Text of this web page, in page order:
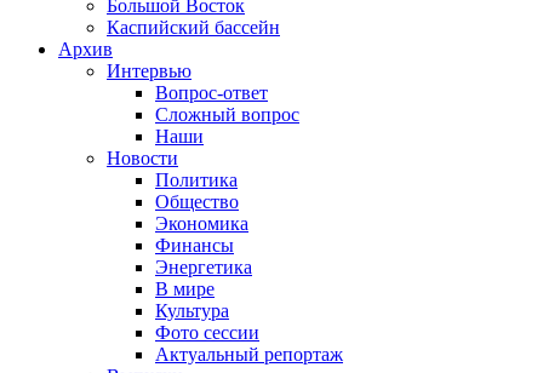
Большой Восток
Каспийский бассейн
Архив
Интервью
Вопрос-ответ
Сложный вопрос
Наши
Новости
Политика
Общество
Экономика
Финансы
Энергетика
В мире
Культура
Фото сессии
Актуальный репортаж